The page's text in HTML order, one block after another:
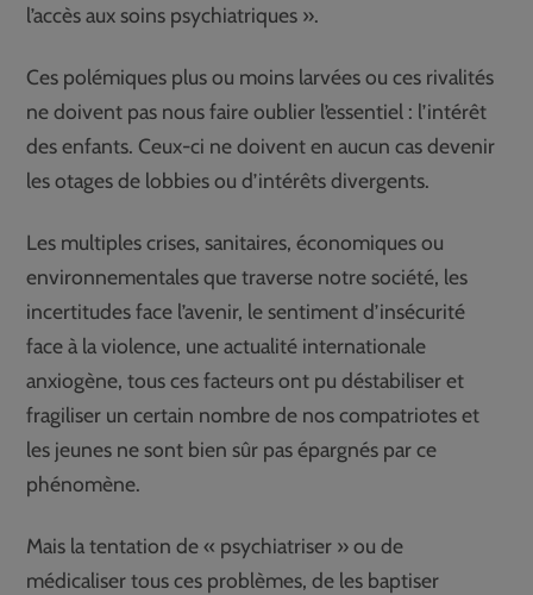
l’accès aux soins psychiatriques ».
Ces polémiques plus ou moins larvées ou ces rivalités
ne doivent pas nous faire oublier l’essentiel : l’intérêt
des enfants. Ceux-ci ne doivent en aucun cas devenir
les otages de lobbies ou d’intérêts divergents.
Les multiples crises, sanitaires, économiques ou
environnementales que traverse notre société, les
incertitudes face l’avenir, le sentiment d’insécurité
face à la violence, une actualité internationale
anxiogène, tous ces facteurs ont pu déstabiliser et
fragiliser un certain nombre de nos compatriotes et
les jeunes ne sont bien sûr pas épargnés par ce
phénomène.
Mais la tentation de « psychiatriser » ou de
médicaliser tous ces problèmes, de les baptiser